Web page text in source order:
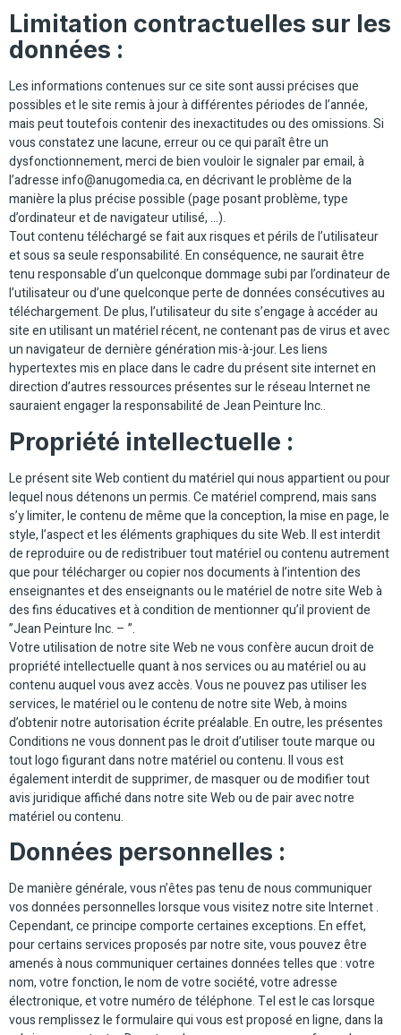
Limitation contractuelles sur les
données :
Les informations contenues sur ce site sont aussi précises que
possibles et le site remis à jour à différentes périodes de l’année,
mais peut toutefois contenir des inexactitudes ou des omissions. Si
vous constatez une lacune, erreur ou ce qui paraît être un
dysfonctionnement, merci de bien vouloir le signaler par email, à
l’adresse info@anugomedia.ca, en décrivant le problème de la
manière la plus précise possible (page posant problème, type
d’ordinateur et de navigateur utilisé, …).
Tout contenu téléchargé se fait aux risques et périls de l’utilisateur
et sous sa seule responsabilité. En conséquence, ne saurait être
tenu responsable d’un quelconque dommage subi par l’ordinateur de
l’utilisateur ou d’une quelconque perte de données consécutives au
téléchargement. De plus, l’utilisateur du site s’engage à accéder au
site en utilisant un matériel récent, ne contenant pas de virus et avec
un navigateur de dernière génération mis-à-jour. Les liens
hypertextes mis en place dans le cadre du présent site internet en
direction d’autres ressources présentes sur le réseau Internet ne
sauraient engager la responsabilité de Jean Peinture Inc..
Propriété intellectuelle :
Le présent site Web contient du matériel qui nous appartient ou pour
lequel nous détenons un permis. Ce matériel comprend, mais sans
s’y limiter, le contenu de même que la conception, la mise en page, le
style, l’aspect et les éléments graphiques du site Web. Il est interdit
de reproduire ou de redistribuer tout matériel ou contenu autrement
que pour télécharger ou copier nos documents à l’intention des
enseignantes et des enseignants ou le matériel de notre site Web à
des fins éducatives et à condition de mentionner qu’il provient de
”Jean Peinture Inc. – ”.
Votre utilisation de notre site Web ne vous confère aucun droit de
propriété intellectuelle quant à nos services ou au matériel ou au
contenu auquel vous avez accès. Vous ne pouvez pas utiliser les
services, le matériel ou le contenu de notre site Web, à moins
d’obtenir notre autorisation écrite préalable. En outre, les présentes
Conditions ne vous donnent pas le droit d’utiliser toute marque ou
tout logo figurant dans notre matériel ou contenu. Il vous est
également interdit de supprimer, de masquer ou de modifier tout
avis juridique affiché dans notre site Web ou de pair avec notre
matériel ou contenu.
Données personnelles :
De manière générale, vous n’êtes pas tenu de nous communiquer
vos données personnelles lorsque vous visitez notre site Internet .
Cependant, ce principe comporte certaines exceptions. En effet,
pour certains services proposés par notre site, vous pouvez être
amenés à nous communiquer certaines données telles que : votre
nom, votre fonction, le nom de votre société, votre adresse
électronique, et votre numéro de téléphone. Tel est le cas lorsque
vous remplissez le formulaire qui vous est proposé en ligne, dans la